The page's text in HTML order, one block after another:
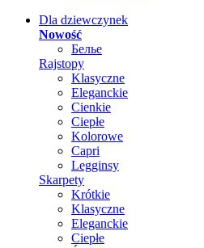
Dla dziewczynek
Nowość
Белье
Rajstopy
Klasyczne
Eleganckie
Cienkie
Ciepłe
Kolorowe
Capri
Legginsy
Skarpety
Krótkie
Klasyczne
Eleganckie
Ciepłe